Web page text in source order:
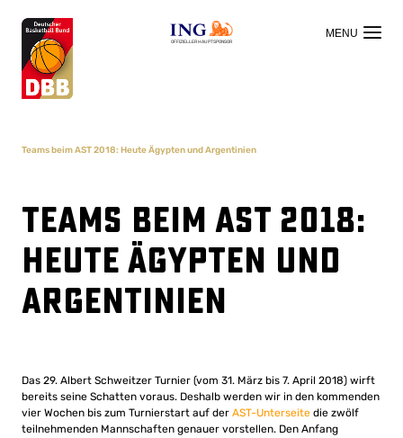
OFFIZIELLER HAUPTSPONSOR
Teams beim AST 2018: Heute Ägypten und Argentinien
Teams beim AST 2018:
Heute Ägypten und
Argentinien
Das 29. Albert Schweitzer Turnier (vom 31. März bis 7. April 2018) wirft
bereits seine Schatten voraus. Deshalb werden wir in den kommenden
vier Wochen bis zum Turnierstart auf der AST-Unterseite die zwölf
teilnehmenden Mannschaften genauer vorstellen. Den Anfang